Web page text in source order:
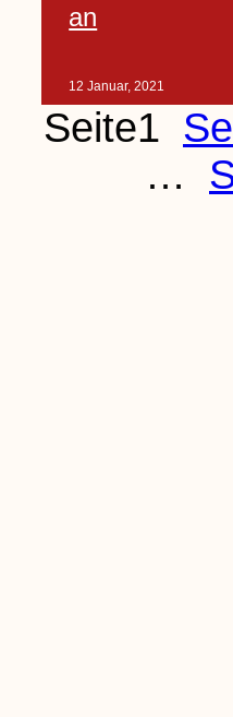
an
12 Januar, 2021
Seite1
…